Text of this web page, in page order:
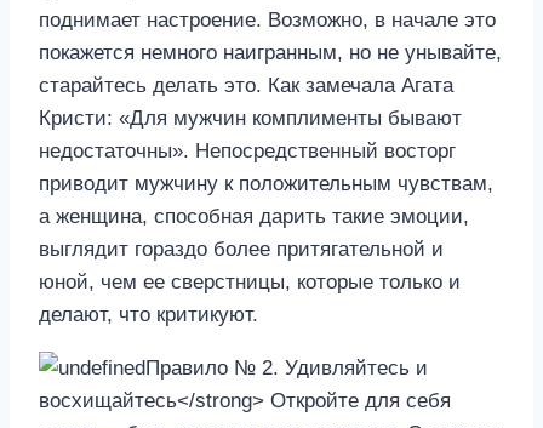
поднимает настроение. Возможно, в начале это
покажется немного наигранным, но не унывайте,
старайтесь делать это. Как замечала Агата
Кристи: «Для мужчин комплименты бывают
недостаточны». Непосредственный восторг
приводит мужчину к положительным чувствам,
а женщина, способная дарить такие эмоции,
выглядит гораздо более притягательной и
юной, чем ее сверстницы, которые только и
делают, что критикуют.